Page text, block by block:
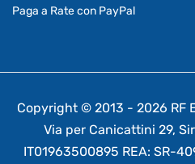
Paga a Rate con PayPal
Copyright © 2013 - 2026 RF
Via per Canicattini 29,
IT01963500895 REA: SR-